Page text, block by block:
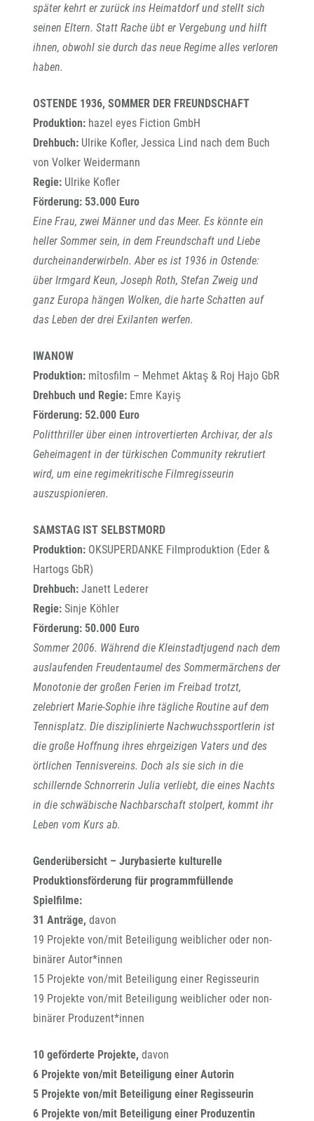
später kehrt er zurück ins Heimatdorf und stellt sich
seinen Eltern. Statt Rache übt er Vergebung und hilft
ihnen, obwohl sie durch das neue Regime alles verloren
haben.
OSTENDE 1936, SOMMER DER FREUNDSCHAFT
Produktion: hazel eyes Fiction GmbH
Drehbuch: Ulrike Kofler, Jessica Lind nach dem Buch
von Volker Weidermann
Regie: Ulrike Kofler
Förderung: 53.000 Euro
Eine Frau, zwei Männer und das Meer. Es könnte ein
heller Sommer sein, in dem Freundschaft und Liebe
durcheinanderwirbeln. Aber es ist 1936 in Ostende:
über Irmgard Keun, Joseph Roth, Stefan Zweig und
ganz Europa hängen Wolken, die harte Schatten auf
das Leben der drei Exilanten werfen.
IWANOW
Produktion: mîtosfilm – Mehmet Aktaş & Roj Hajo GbR
Drehbuch und Regie: Emre Kayiş
Förderung: 52.000 Euro
Politthriller über einen introvertierten Archivar, der als
Geheimagent in der türkischen Community rekrutiert
wird, um eine regimekritische Filmregisseurin
auszuspionieren.
SAMSTAG IST SELBSTMORD
Produktion: OKSUPERDANKE Filmproduktion (Eder &
Hartogs GbR)
Drehbuch: Janett Lederer
Regie: Sinje Köhler
Förderung: 50.000 Euro
Sommer 2006. Während die Kleinstadtjugend nach dem
auslaufenden Freudentaumel des Sommermärchens der
Monotonie der großen Ferien im Freibad trotzt,
zelebriert Marie-Sophie ihre tägliche Routine auf dem
Tennisplatz. Die disziplinierte Nachwuchssportlerin ist
die große Hoffnung ihres ehrgeizigen Vaters und des
örtlichen Tennisvereins. Doch als sie sich in die
schillernde Schnorrerin Julia verliebt, die eines Nachts
in die schwäbische Nachbarschaft stolpert, kommt ihr
Leben vom Kurs ab.
Genderübersicht – Jurybasierte kulturelle
Produktionsförderung für programmfüllende
Spielfilme:
31 Anträge, davon
19 Projekte von/mit Beteiligung weiblicher oder non-
binärer Autor*innen
15 Projekte von/mit Beteiligung einer Regisseurin
19 Projekte von/mit Beteiligung weiblicher oder non-
binärer Produzent*innen
10 geförderte Projekte, davon
6 Projekte von/mit Beteiligung einer Autorin
5 Projekte von/mit Beteiligung einer Regisseurin
6 Projekte von/mit Beteiligung einer Produzentin